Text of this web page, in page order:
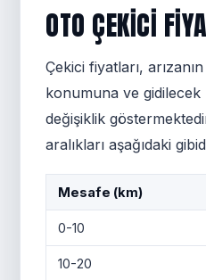
OTO ÇEKICI
Çekici fiyatları,
konumuna ve gidilecek
değişiklik
aralıkları aşağıdaki
Mesafe (km)
0-10
10-20